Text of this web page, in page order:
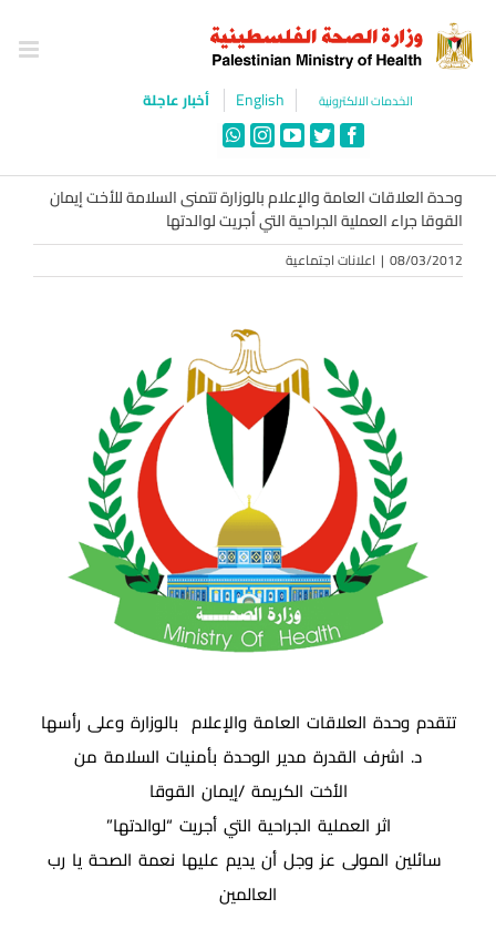
content
الخدمات الالكترونية English أخبار عاجلة
Facebook
Twitter
YouTube
Instagram
WhatsApp
وحدة العلاقات العامة والإعلام بالوزارة تتمنى السلامة للأخت إيمان
القوقا جراء العملية الجراحية التي أجريت لوالدتها
08/03/2012
| اعلانات اجتماعية
تتقدم وحدة العلاقات العامة والإعلام بالوزارة وعلى رأسها
د. اشرف القدرة مدير الوحدة بأمنيات السلامة من
الأخت الكريمة /إيمان القوقا
اثر العملية الجراحية التي أجريت “لوالدتها”
سائلين المولى عز وجل أن يديم عليها نعمة الصحة يا رب
العالمين